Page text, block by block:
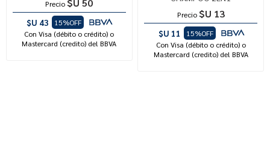
Precio $U 50
$U 43
15%OFF
Con Visa (débito o crédito) o
Mastercard (credito) del BBVA
Precio $U 13
$U 11
15%OFF
Con Visa (débito o crédito) o
Mastercard (credito) del BBVA